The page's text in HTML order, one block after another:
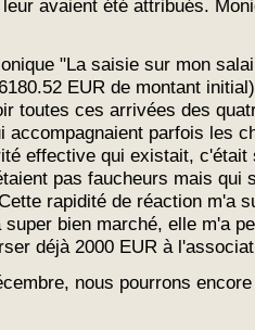
avaient été attribués.
"La saisie sur mon
EUR de montant
toutes ces arrivées des
accompagnaient parfois les
effective qui existait,
pas faucheurs mais qui
rapidité de réaction m'a
bien marché, elle m'a
déjà 2000 EUR à
nous pourrons